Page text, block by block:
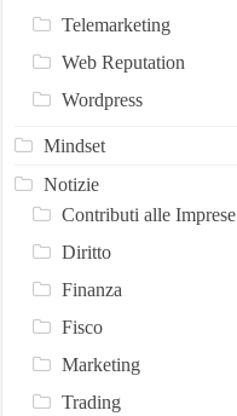
Telemarketing
Web Reputation
Wordpress
Mindset
Notizie
Contributi alle Imprese
Diritto
Finanza
Fisco
Marketing
Trading